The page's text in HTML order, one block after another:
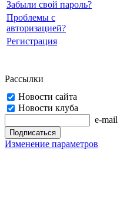
Забыли свой пароль?
Проблемы с
авторизацией?
Регистрация
Рассылки
Новости сайта
Новости клуба
e-mail
Изменение параметров